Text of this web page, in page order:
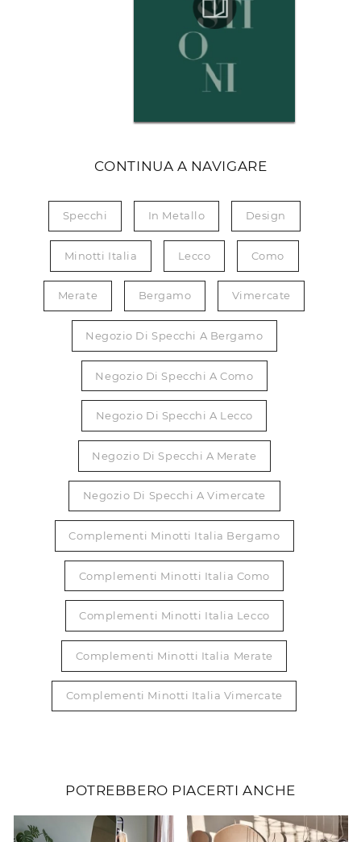
CONTINUA A NAVIGARE
Specchi In Metallo Design
Minotti Italia Lecco Como
Merate Bergamo Vimercate
Negozio Di Specchi A Bergamo
Negozio Di Specchi A Como
Negozio Di Specchi A Lecco
Negozio Di Specchi A Merate
Negozio Di Specchi A Vimercate
Complementi Minotti Italia Bergamo
Complementi Minotti Italia Como
Complementi Minotti Italia Lecco
Complementi Minotti Italia Merate
Complementi Minotti Italia Vimercate
POTREBBERO PIACERTI ANCHE